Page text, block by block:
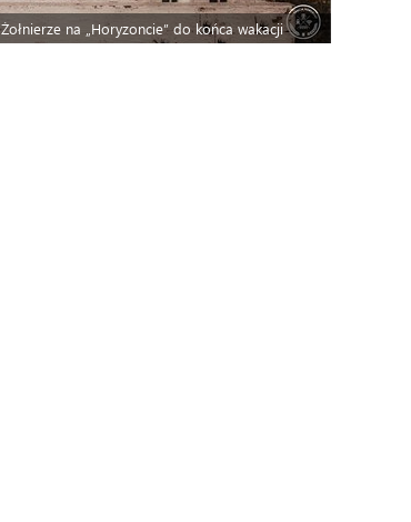
Żołnierze na „Horyzoncie” do końca wakacji